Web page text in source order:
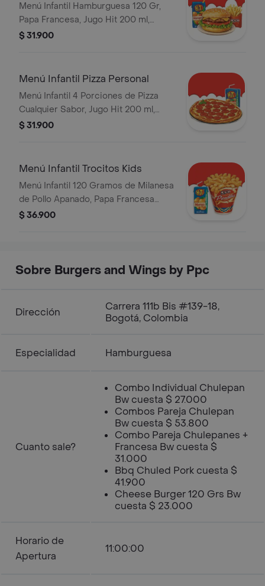
Clasica
Menú Infantil Hamburguesa 120 Gr,
Papa Francesa, Jugo Hit 200 ml,
Sorpresa
$ 31.900
Menú Infantil Pizza Personal
Menú Infantil 4 Porciones de Pizza
Cualquier Sabor, Jugo Hit 200 ml,
Sorpresa
$ 31.900
Menú Infantil Trocitos Kids
Menú Infantil 120 Gramos de Milanesa
de Pollo Apanado, Papa Francesa
Jugo Hit 200 ml, Sorpresa
$ 36.900
Sobre Burgers and Wings by Ppc
Dirección
Carrera 111b Bis #139-18,
Bogotá, Colombia
Especialidad Hamburguesa
Cuanto sale?
Combo Individual Chulepan
Bw cuesta $ 27.000
Combos Pareja Chulepan
Bw cuesta $ 53.800
Combo Pareja Chulepanes +
Francesa Bw cuesta $
31.000
Bbq Chuled Pork cuesta $
41.900
Cheese Burger 120 Grs Bw
cuesta $ 23.000
Horario de
Apertura
11:00:00